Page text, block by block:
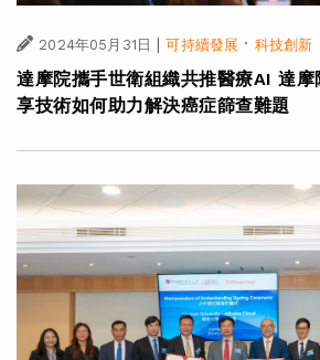
2024年05月31日 | 可持續發展 · 科技創新
達摩院攜手世衛組織共推醫療AI 達
享技術如何助力解決癌症篩查難題